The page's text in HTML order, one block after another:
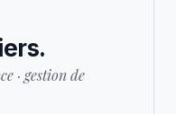
· gestion de